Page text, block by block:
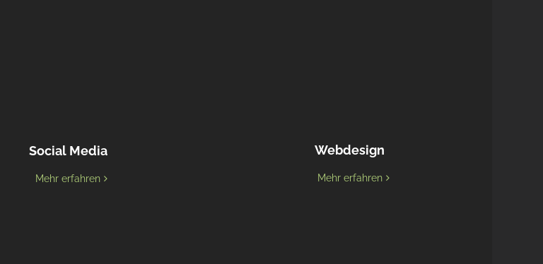
Social Media
Mehr erfahren
Webdesign
Mehr erfahren